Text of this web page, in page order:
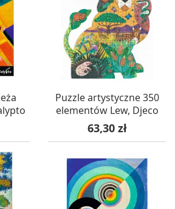
Puzzle artystyczne 350
elementów Lew, Djeco
Cena
63,30 zł